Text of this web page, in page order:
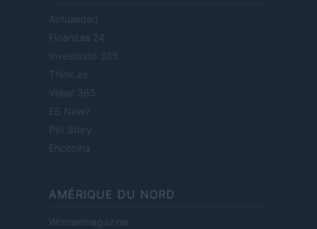
Actualidad
Finanzas 24
Investindo 365
Think.es
Viajar 365
ES Newz
Pet Story
Encocina
AMÉRIQUE DU NORD
Womanmagazine